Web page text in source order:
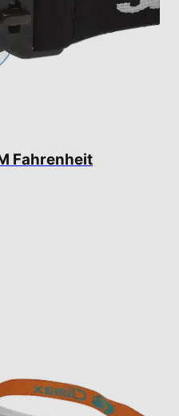
Fahrenheit